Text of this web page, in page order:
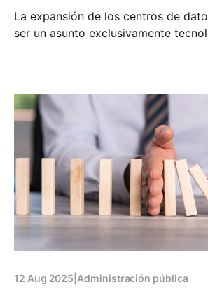
La expansión de los centros de
ser un asunto exclusivamente
convertirse en un asunto eléctrico y
nivel global, el consumo de
de Energía proyecta que su
duplicarse
12 Aug 2025 Administración pública